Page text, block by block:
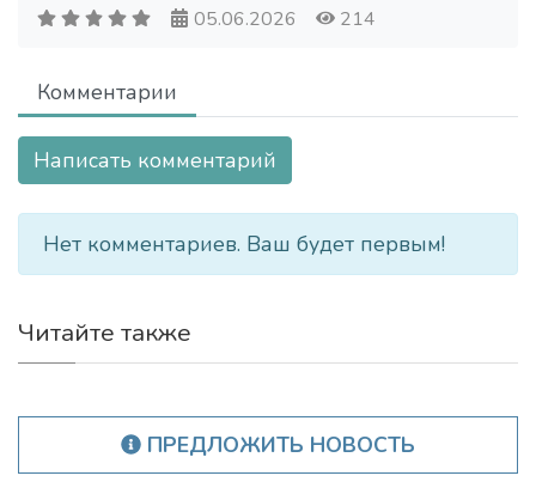
05.06.2026 214
Комментарии
Написать комментарий
Нет комментариев. Ваш будет первым!
Читайте также
ПРЕДЛОЖИТЬ НОВОСТЬ